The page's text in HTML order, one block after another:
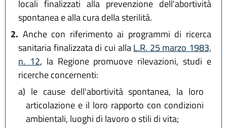
locali finalizzati alla prevenzione dell'abortività
spontanea e alla cura della sterilità.
2. Anche con riferimento ai programmi di ricerca
sanitaria finalizzata di cui allaL.R. 25 marzo 1983,
n. 12, la Regione promuove rilevazioni, studi e
ricerche concernenti:
a) le cause dell'abortività spontanea, la loro
articolazione e il loro rapporto con condizioni
ambientali, luoghi di lavoro o stili di vita;